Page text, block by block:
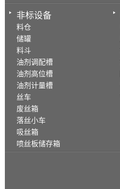
非标设备
料仓
储罐
料斗
油剂调配槽
油剂高位槽
油剂计量槽
丝车
废丝箱
落丝小车
吸丝箱
喷丝板储存箱